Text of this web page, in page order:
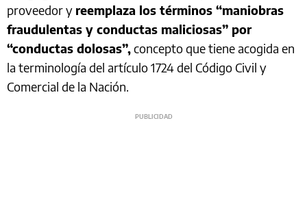
proveedor y reemplaza los términos “maniobras
fraudulentas y conductas maliciosas” por
“conductas dolosas”,concepto que tiene acogida en
la terminología del artículo 1724 del Código Civil y
Comercial de la Nación.